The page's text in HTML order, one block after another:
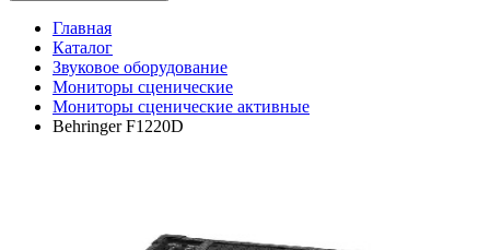
Главная
Каталог
Звуковое оборудование
Мониторы сценические
Мониторы сценические активные
Behringer F1220D